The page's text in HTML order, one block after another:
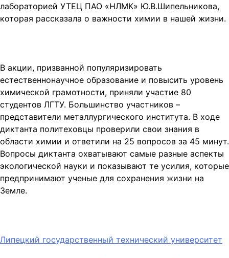
лабораторией УТЕЦ ПАО «НЛМК» Ю.В.Шипельникова,
которая рассказала о важности химии в нашей жизни.
В акции, призванной популяризировать
естественнонаучное образование и повысить уровень
химической грамотности, приняли участие 80
студентов ЛГТУ. Большинство участников –
представители металлургического института. В ходе
диктанта политеховцы проверили свои знания в
области химии и ответили на 25 вопросов за 45 минут.
Вопросы диктанта охватывают самые разные аспекты
экологической науки и показывают те усилия, которые
предпринимают ученые для сохранения жизни на
Земле.
Липецкий государственный технический университет